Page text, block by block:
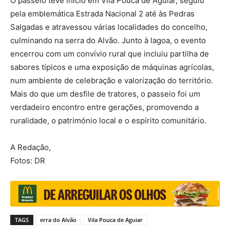
pela emblemática Estrada Nacional 2 até às Pedras
Salgadas e atravessou várias localidades do concelho,
culminando na serra do Alvão. Junto à lagoa, o evento
encerrou com um convívio rural que incluiu partilha de
sabores típicos e uma exposição de máquinas agrícolas,
num ambiente de celebração e valorização do território.
Mais do que um desfile de tratores, o passeio foi um
verdadeiro encontro entre gerações, promovendo a
ruralidade, o património local e o espírito comunitário.
A Redação,
Fotos: DR
TAGS erra do Alvão Vila Pouca de Aguiar